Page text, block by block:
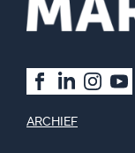
ARCHIEF